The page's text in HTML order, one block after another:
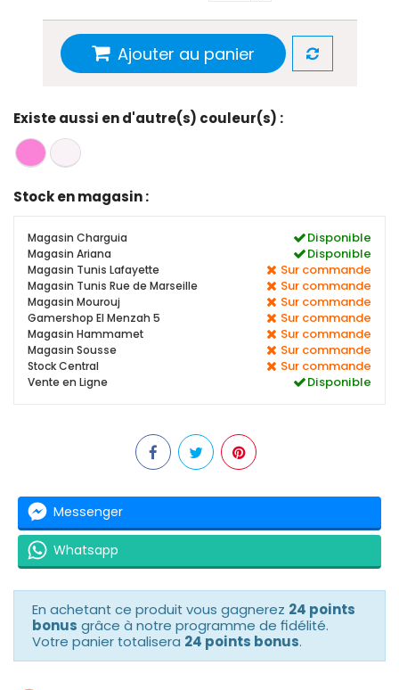
Ajouter au panier
Existe aussi en d'autre(s) couleur(s) :
Stock en magasin :
Magasin Charguia Disponible
Magasin Ariana Disponible
Magasin Tunis Lafayette Sur commande
Magasin Tunis Rue de Marseille Sur commande
Magasin Mourouj Sur commande
Gamershop El Menzah 5 Sur commande
Magasin Hammamet Sur commande
Magasin Sousse Sur commande
Stock Central Sur commande
Vente en Ligne Disponible
Messenger
Whatsapp
En achetant ce produit vous gagnerez 24 points
bonus grâce à notre programme de fidélité.
Votre panier totalisera 24 points bonus.